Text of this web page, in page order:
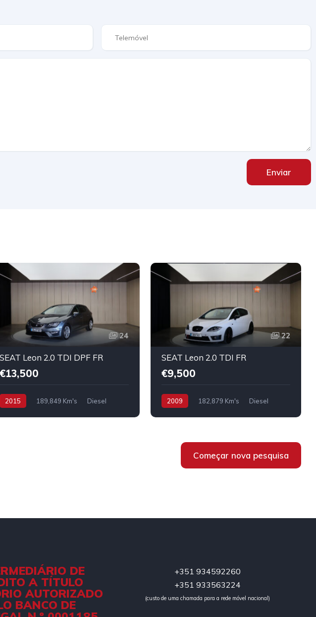
Enviar
24
SEAT Leon 2.0 TDI DPF FR
€13,500
2015 189,849 Km's Diesel
22
SEAT Leon 2.0 TDI FR
€9,500
2009 182,879 Km's Diesel
Começar nova pesquisa
DE
A TÍTULO
AUTORIZADO
BANCO DE
+351 934592260
+351 933563224
(custo de uma chamada para a rede móvel nacional)